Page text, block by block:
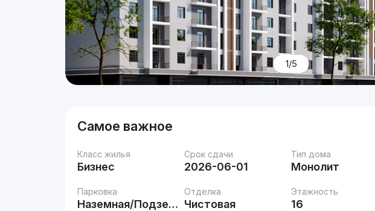
1/5
Самое важное
Класс жилья
Бизнес
Срок сдачи
2026-06-01
Тип дома
Монолит
Парковка
Наземная/Подземная
Отделка
Чистовая
Этажность
16